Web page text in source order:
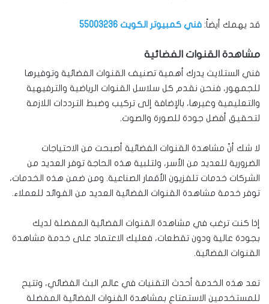
قد يهمك أيضاً: فني كمبيوتر الكويت 55003236
مشاهدة القنوات الفضائية
فني الستلايت يدرك أهمية تصنيف القنوات الفضائية وتوفيرها
للجمهور، فنحن نقدم كل سلاسل القنوات الرياضية والترفيهية
والتعليمية وغيرها، بالإضافة إلى تركيب وضبط الترددات اللازمة
لتحقيق أفضل جودة للصورة والصوت.
لا شك أنّ مشاهدة القنوات الفضائية أصبحت من الاحتياجات
الضرورية للعديد من الأسر، ولتلبية هذه الحاجة توفر العديد من
الشركات خدمات تلفزيون الأقمار الصناعية. ومن ضمن هذه الخدمات،
توفر خدمة مشاهدة القنوات الفضائية العديد من الفوائد للعملاء.
إذا كنت ترغب في مشاهدة القنوات الفضائية المفضلة لديك
بجودة عالية ودون تقطعات، فعليك الاعتماد على خدمة مشاهدة
القنوات الفضائية.
تعد هذه الخدمة أحدث التقنيات في عالم البث الفضائي، وتتيح
للمستخدمين الاستمتاع بمشاهدة القنوات الفضائية المفضلة